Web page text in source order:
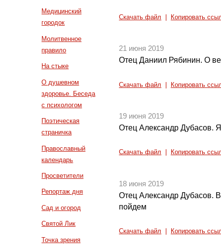
Медицинский
городок
Молитвенное
правило
На стыке
О душевном
здоровье. Беседа
с психологом
Поэтическая
страничка
Православный
календарь
Просветители
Репортаж дня
Сад и огород
Святой Лик
Точка зрения
Скачать файл Копировать
21 июня 2019
Отец Даниил Рябинин. О
Скачать файл Копировать
19 июня 2019
Отец Александр Дубасов.
Скачать файл Копировать
18 июня 2019
Отец Александр Дубасов.
пойдем
Скачать файл Копировать